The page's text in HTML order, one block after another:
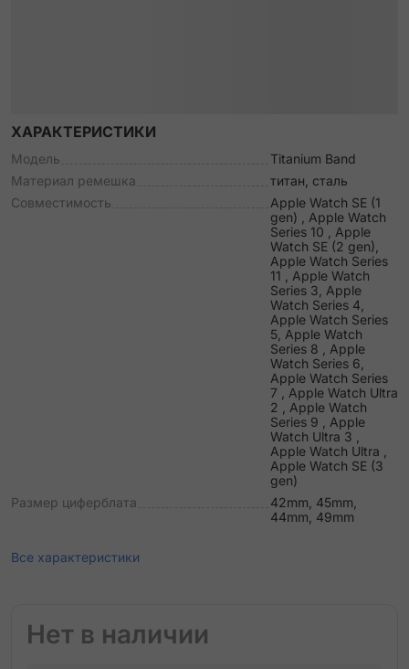
ХАРАКТЕРИСТИКИ
Модель
Titanium Band
Материал ремешка
титан, сталь
Совместимость
Apple Watch SE (1
gen) , Apple Watch
Series 10 , Apple
Watch SE (2 gen),
Apple Watch Series
11 , Apple Watch
Series 3, Apple
Watch Series 4,
Apple Watch Series
5, Apple Watch
Series 8 , Apple
Watch Series 6,
Apple Watch Series
7 , Apple Watch Ultra
2 , Apple Watch
Series 9 , Apple
Watch Ultra 3 ,
Apple Watch Ultra ,
Apple Watch SE (3
gen)
Размер циферблата
42mm, 45mm,
44mm, 49mm
Все характеристики
Нет в наличии